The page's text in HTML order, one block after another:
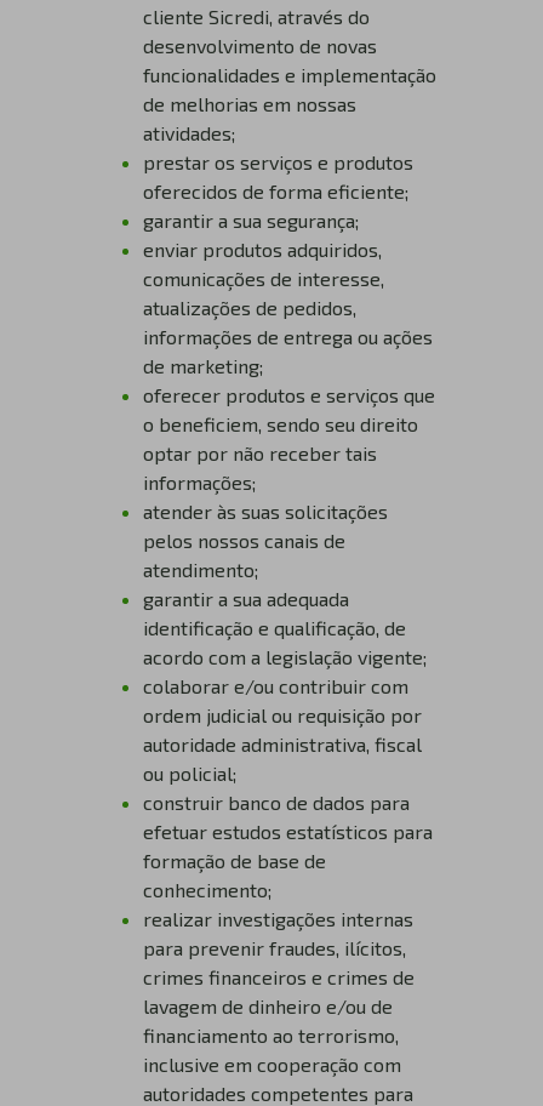
cliente Sicredi, através do
desenvolvimento de novas
funcionalidades e implementação
de melhorias em nossas
atividades;
prestar os serviços e produtos
oferecidos de forma eficiente;
garantir a sua segurança;
enviar produtos adquiridos,
comunicações de interesse,
atualizações de pedidos,
informações de entrega ou ações
de marketing;
oferecer produtos e serviços que
o beneficiem, sendo seu direito
optar por não receber tais
informações;
atender às suas solicitações
pelos nossos canais de
atendimento;
garantir a sua adequada
identificação e qualificação, de
acordo com a legislação vigente;
colaborar e/ou contribuir com
ordem judicial ou requisição por
autoridade administrativa, fiscal
ou policial;
construir banco de dados para
efetuar estudos estatísticos para
formação de base de
conhecimento;
realizar investigações internas
para prevenir fraudes, ilícitos,
crimes financeiros e crimes de
lavagem de dinheiro e/ou de
financiamento ao terrorismo,
inclusive em cooperação com
autoridades competentes para